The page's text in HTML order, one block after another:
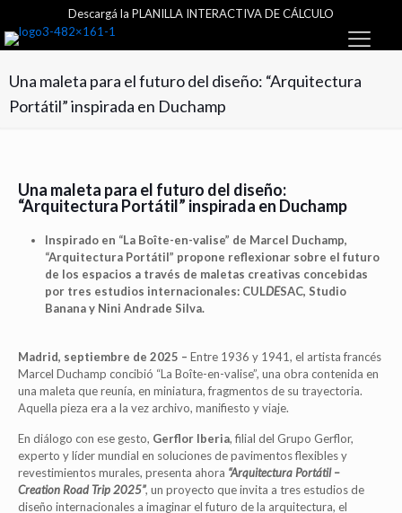
Descargá la PLANILLA INTERACTIVA DE CÁLCULO
Una maleta para el futuro del diseño: “Arquitectura
Portátil” inspirada en Duchamp
Una maleta para el futuro del diseño:
“Arquitectura Portátil” inspirada en Duchamp
Inspirado en “La Boîte-en-valise” de Marcel Duchamp,
“Arquitectura Portátil” propone reflexionar sobre el futuro
de los espacios a través de maletas creativas concebidas
por tres estudios internacionales: CULDESAC, Studio
Banana y Nini Andrade Silva.
Madrid, septiembre de 2025 – Entre 1936 y 1941, el artista francés
Marcel Duchamp concibió “La Boîte-en-valise”, una obra contenida en
una maleta que reunía, en miniatura, fragmentos de su trayectoria.
Aquella pieza era a la vez archivo, manifiesto y viaje.
En diálogo con ese gesto, Gerflor Iberia, filial del Grupo Gerflor,
experto y líder mundial en soluciones de pavimentos flexibles y
revestimientos murales, presenta ahora “Arquitectura Portátil –
Creation Road Trip 2025”, un proyecto que invita a tres estudios de
diseño internacionales a imaginar el futuro de la arquitectura, el